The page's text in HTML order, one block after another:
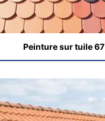
Peinture sur tuile 67